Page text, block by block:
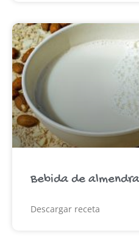
Bebida de
Descargar receta